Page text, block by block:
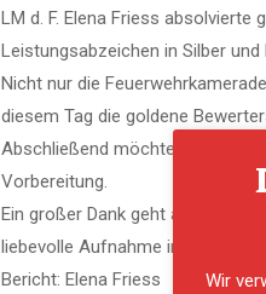
LM d. F. Elena Friess
Leistungsabzeichen in Silber
Nicht nur die
diesem Tag die goldene
Abschließend möchte ich einen
Vorbereitung.
Ein großer Dank geht auch an
liebevolle Aufnahme in die Silber-
Bericht: Elena Friess
Wir